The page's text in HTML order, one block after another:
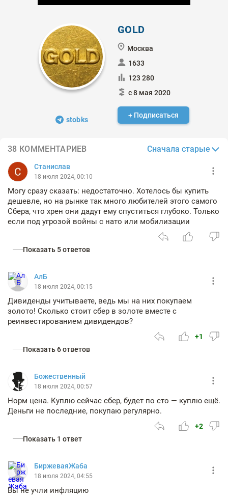
stobks
GOLD
Москва
1633
123 280
с 8 мая 2020
+ Подписаться
38 КОММЕНТАРИЕВ Сначала старые
Станислав
18 июля 2024, 00:10
Могу сразу сказать: недостаточно. Хотелось бы купить
дешевле, но на рынке так много любителей этого самого
Сбера, что хрен они дадут ему спуститься глубоко. Только
если под угрозой войны с нато или мобилизации
Показать 5 ответов
АлБ
18 июля 2024, 00:15
Дивиденды учитываете, ведь мы на них покупаем
золото! Сколько стоит сбер в золоте вместе с
реинвестированием дивидендов?
+1
Показать 6 ответов
Божественный
18 июля 2024, 00:57
Норм цена. Куплю сейчас сбер, будет по сто — куплю ещё.
Деньги не последние, покупаю регулярно.
+2
Показать 1 ответ
БиржеваяЖаба
18 июля 2024, 04:55
Вы не учли инфляцию